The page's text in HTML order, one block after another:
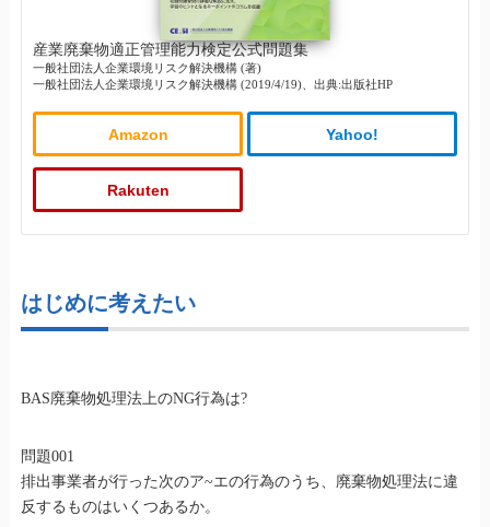
産業廃棄物適正管理能力検定公式問題集
一般社団法人企業環境リスク解決機構 (著)
一般社団法人企業環境リスク解決機構 (2019/4/19)、出典:出版社HP
Amazon Yahoo!
Rakuten
はじめに考えたい
BAS廃棄物処理法上のNG行為は?
問題001
排出事業者が行った次のア~エの行為のうち、廃棄物処理法に違
反するものはいくつあるか。